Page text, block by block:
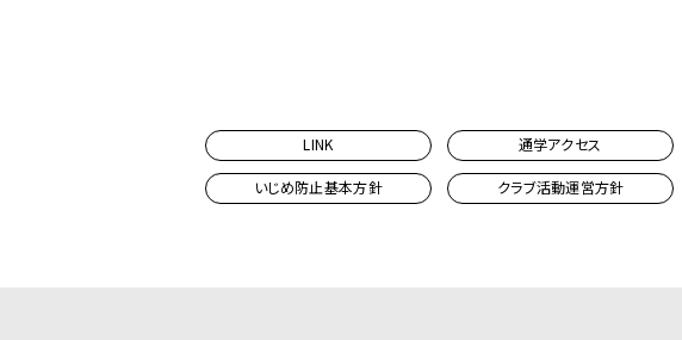
LINK 通学アクセス
いじめ防止基本方針 クラブ活動運営方針